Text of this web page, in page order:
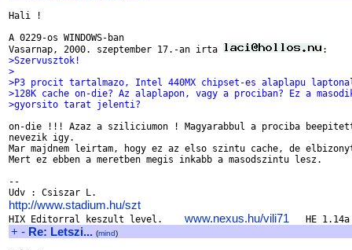
Hali !
A 0229-os WINDOWS-ban
Vasarnap, 2000. szeptember 17.-an irta
>Szervusztok!
>
>P3 procit tartalmazo, Intel 440MX chipset-es alaplapu
>128K cache on-die? Az alaplapon, vagy a prociban? Ez a
>gyorsito tarat jelenti?
on-die !!! Azaz a sziliciumon ! Magyarabbul a prociba
nevezik igy.
Mar majdnem leirtam, hogy ez az elso szintu cache, de
Mert ez ebben a meretben megis inkabb a masodszintu lesz.
--
http://www.stadium.hu/szt
HIX Editorral keszult level. www.nexus.hu/vili71
+ - Re: Letszi... (mind)